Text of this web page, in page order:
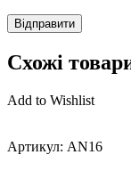
Схожі
Add to Wishlist
Артикул: AN16